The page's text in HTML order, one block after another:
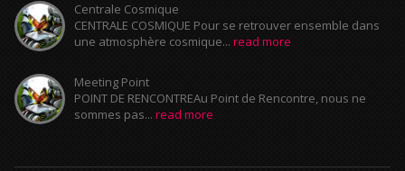
Centrale Cosmique
CENTRALE COSMIQUE Pour se retrouver ensemble dans
une atmosphère cosmique... read more
Meeting Point
POINT DE RENCONTREAu Point de Rencontre, nous ne
sommes pas... read more